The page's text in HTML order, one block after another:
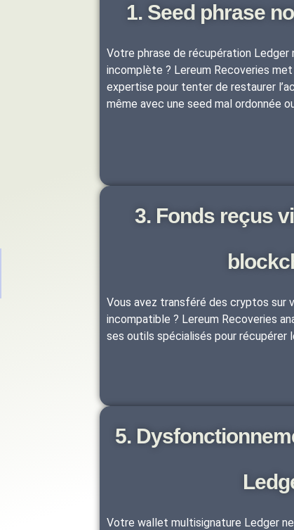
1. Seed phrase
Votre phrase de récupération
incomplète ? Lereum Recoveries
expertise pour tenter de restaurer
même avec une seed mal ordonnée
3. Fonds reçus
Vous avez transféré des cryptos sur
incompatible ? Lereum Recoveries
ses outils spécialisés pour récupérer
5.
Votre wallet multisignature Ledger